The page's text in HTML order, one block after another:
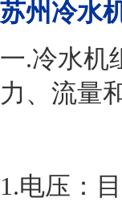
苏州冷水
一.冷水机
力、流量
1.电压：